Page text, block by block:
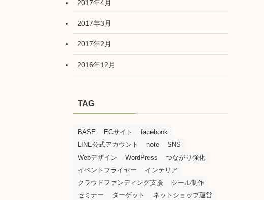
2017年4月
2017年3月
2017年2月
2016年12月
TAG
BASE ECサイト
facebook
LINE公式アカウント
note
SNS
Webデザイン
WordPress
つながり強化
イベントフライヤー
インテリア
クラウドファンディング支援
シール制作
セミナー
ターゲット ネットショップ運営